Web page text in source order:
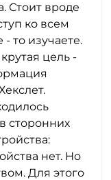
Стоит вроде
ко всем
- то изучаете.
цель -
сторонних
нет. Но
Для этого